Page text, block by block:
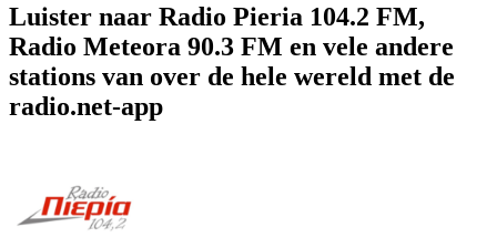
Luister naar Radio Pieria 104.2 FM,
Radio Meteora 90.3 FM en vele andere
stations van over de hele wereld met de
radio.net-app